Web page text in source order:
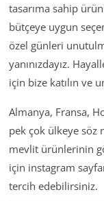
tasarıma sahip
bütçeye uygun
özel günleri
yanınızdayız.
için bize katılın ve
Almanya, Fransa,
pek çok ülkeye söz
mevlit ürünlerinin
için instagram
tercih edebilirsiniz.